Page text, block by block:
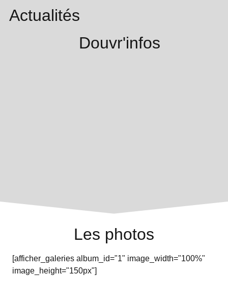
Actualités
Douvr'infos
Les photos
[afficher_galeries album_id="1" image_width="100%"
image_height="150px"]